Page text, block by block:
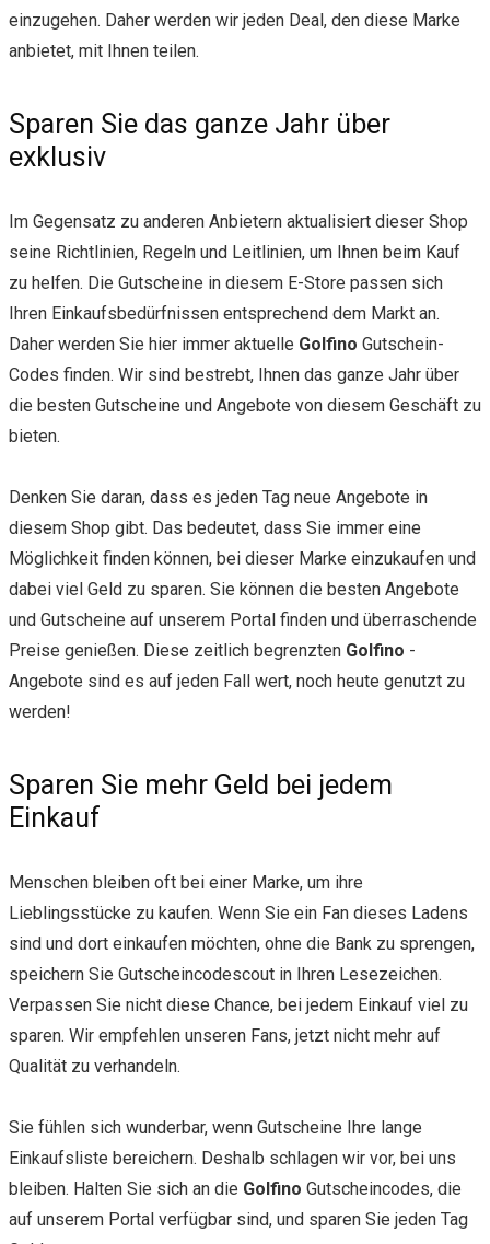
einzugehen. Daher werden wir jeden Deal, den diese Marke
anbietet, mit Ihnen teilen.
Sparen Sie das ganze Jahr über
exklusiv
Im Gegensatz zu anderen Anbietern aktualisiert dieser Shop
seine Richtlinien, Regeln und Leitlinien, um Ihnen beim Kauf
zu helfen. Die Gutscheine in diesem E-Store passen sich
Ihren Einkaufsbedürfnissen entsprechend dem Markt an.
Daher werden Sie hier immer aktuelle Golfino Gutschein-
Codes finden. Wir sind bestrebt, Ihnen das ganze Jahr über
die besten Gutscheine und Angebote von diesem Geschäft zu
bieten.
Denken Sie daran, dass es jeden Tag neue Angebote in
diesem Shop gibt. Das bedeutet, dass Sie immer eine
Möglichkeit finden können, bei dieser Marke einzukaufen und
dabei viel Geld zu sparen. Sie können die besten Angebote
und Gutscheine auf unserem Portal finden und überraschende
Preise genießen. Diese zeitlich begrenzten Golfino -
Angebote sind es auf jeden Fall wert, noch heute genutzt zu
werden!
Sparen Sie mehr Geld bei jedem
Einkauf
Menschen bleiben oft bei einer Marke, um ihre
Lieblingsstücke zu kaufen. Wenn Sie ein Fan dieses Ladens
sind und dort einkaufen möchten, ohne die Bank zu sprengen,
speichern Sie Gutscheincodescout in Ihren Lesezeichen.
Verpassen Sie nicht diese Chance, bei jedem Einkauf viel zu
sparen. Wir empfehlen unseren Fans, jetzt nicht mehr auf
Qualität zu verhandeln.
Sie fühlen sich wunderbar, wenn Gutscheine Ihre lange
Einkaufsliste bereichern. Deshalb schlagen wir vor, bei uns
bleiben. Halten Sie sich an die Golfino Gutscheincodes, die
auf unserem Portal verfügbar sind, und sparen Sie jeden Tag